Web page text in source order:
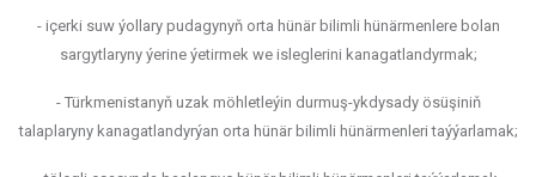
- içerki suw ýollary pudagynyň orta hünär bilimli hünärmenlere bolan
sargytlaryny ýerine ýetirmek we isleglerini kanagatlandyrmak;
- Türkmenistanyň uzak möhletleýin durmuş-ykdysady ösüşiniň
talaplaryny kanagatlandyrýan orta hünär bilimli hünärmenleri taýýarlamak;